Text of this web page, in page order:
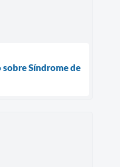
Síndrome de